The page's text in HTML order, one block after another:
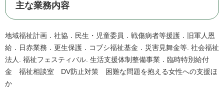
主な業務内容
地域福祉計画．社協．民生・児童委員．戦傷病者等援護．旧軍人恩
給．日赤業務．更生保護．コブシ福祉基金．災害見舞金等. 社会福祉
法人. 福祉フェスティバル. 生活支援体制整備事業．臨時特別給付
金 福祉相談室 DV防止対策 困難な問題を抱える女性への支援ほ
か